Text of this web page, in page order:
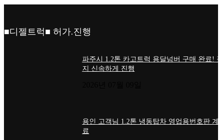
■디젤트럭■ 허가.진행
파주시 1.2톤 카고트럭 용달넘버 구매 완료!
지 신속하게 진행
용인 고객님 1.2톤 냉동탑차 영업용번호판 계
료